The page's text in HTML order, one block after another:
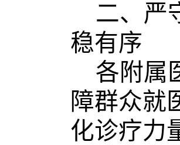
二、严
稳有序
各附属
障群众就
化诊疗力